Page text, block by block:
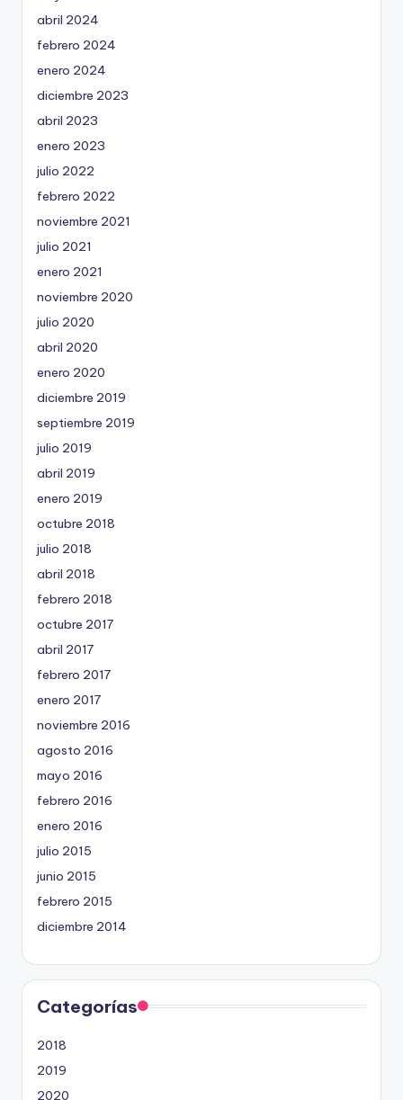
abril 2024
febrero 2024
enero 2024
diciembre 2023
abril 2023
enero 2023
julio 2022
febrero 2022
noviembre 2021
julio 2021
enero 2021
noviembre 2020
julio 2020
abril 2020
enero 2020
diciembre 2019
septiembre 2019
julio 2019
abril 2019
enero 2019
octubre 2018
julio 2018
abril 2018
febrero 2018
octubre 2017
abril 2017
febrero 2017
enero 2017
noviembre 2016
agosto 2016
mayo 2016
febrero 2016
enero 2016
julio 2015
junio 2015
febrero 2015
diciembre 2014
Categorías
2018
2019
2020